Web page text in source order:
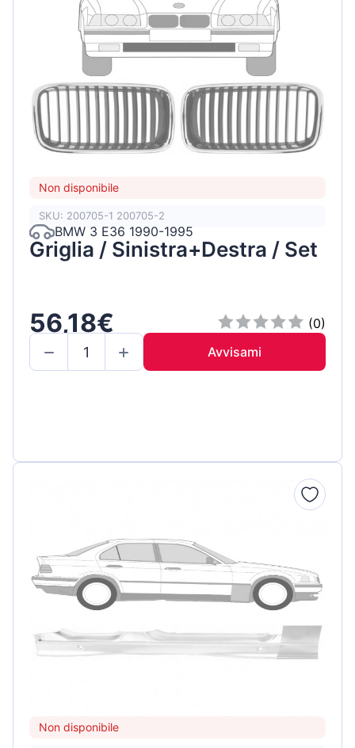
Non disponibile
SKU: 200705-1 200705-2
BMW 3 E36 1990-1995
Griglia / Sinistra+Destra / Set
56,18€
(0)
Avvisami
Non disponibile